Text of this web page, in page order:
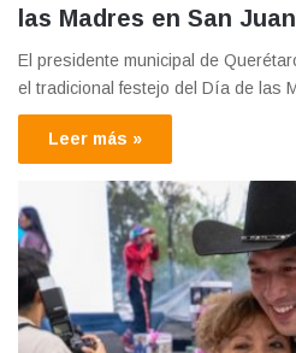
las Madres en San
El presidente municipal de
el tradicional festejo del Día de las
Leer más »